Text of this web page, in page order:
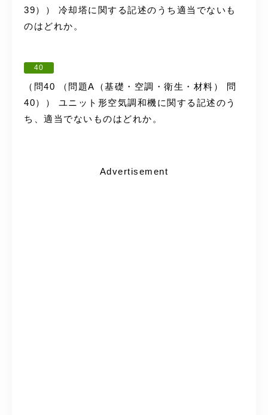
39）） 冷却塔に関する記述のうち適当でないも
のはどれか。
40
（問40 （問題A（基礎・空調・衛生・材料） 問
40）） ユニット形空気調和機に関する記述のう
ち、適当でないものはどれか。
Advertisement